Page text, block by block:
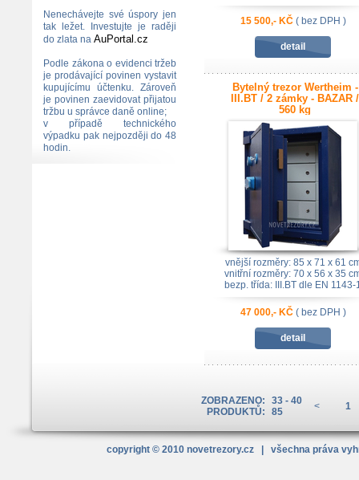
Nenechávejte své úspory jen
tak ležet. Investujte je raději
do zlata na AuPortal.cz
Podle zákona o evidenci tržeb
je prodávající povinen vystavit
kupujícímu účtenku. Zároveň
je povinen zaevidovat přijatou
tržbu u správce daně online;
v případě technického
výpadku pak nejpozději do 48
hodin.
15 500,- KČ( bez DPH )
detail
Bytelný trezor Wertheim -
III.BT / 2 zámky - BAZAR /
560 kg
vnější rozměry: 85 x 71 x 61
vnitřní rozměry: 70 x 56 x 35
bezp. třída: III.BT dle EN 1143-
47 000,- KČ( bez DPH )
detail
ZOBRAZENO:
PRODUKTŮ:
33 - 40
85
< 1
copyright © 2010 novetrezory.cz | všechna práva